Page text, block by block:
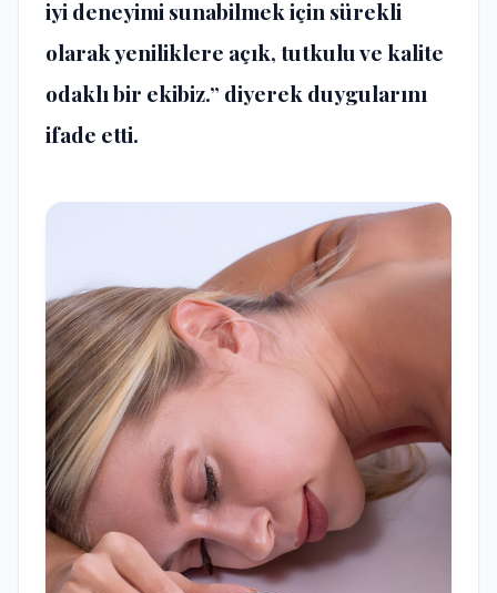
iyi deneyimi sunabilmek için sürekli
olarak yeniliklere açık, tutkulu ve kalite
odaklı bir ekibiz.” diyerek duygularını
ifade etti.